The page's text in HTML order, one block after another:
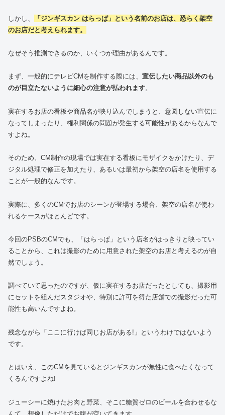
しかし、
「ジンギスカン はらっぱ」という名前のお店は、恐らく架空
のお店だと考えられます。
なぜそう推測できるのか、いくつか理由があるんです。
まず、一般的にテレビCMを制作する際には、 宣伝したい商品以外のも
のが目立たないように細心の注意が払われます。
実在するお店の看板や商品名が映り込んでしまうと、意図しない宣伝に
なってしまったり、権利関係の問題が発生する可能性があるからなんで
すよね。
そのため、CM制作の現場では実在する看板にモザイクをかけたり、デ
ジタル処理で修正を加えたり、あるいは最初から架空の店名を使用する
ことが一般的なんです。
実際に、多くのCMでお店のシーンが登場する場合、架空の店名が使わ
れるケースがほとんどです。
今回のPSBのCMでも、「はらっぱ」という店名がはっきりと映ってい
ることから、これは撮影のために用意された架空のお店と考えるのが自
然でしょう。
調べていて思ったのですが、仮に実在するお店だったとしても、撮影用
にセットを組んだスタジオや、特別に許可を得た店舗での撮影だった可
能性も高いんですよね。
残念ながら「ここに行けば同じお店がある!」というわけではないよう
です。
とはいえ、このCMを見ているとジンギスカンが無性に食べたくなって
くるんですよね!
ジューシーに焼けたお肉と野菜、そこに糖質ゼロのビールを合わせるな